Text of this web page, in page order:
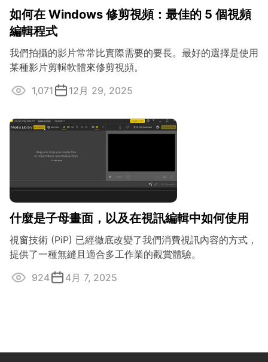
如何在 Windows 修剪視頻：最佳的 5 個視頻
編輯程式
我們拍攝的影片常常比實際需要的要長。最好的選擇是使用
某種影片剪輯軟體來修剪視頻。
1,071
12月 29, 2025
什麼是子母畫面，以及在視訊編輯中如何使用
視窗技術 (PiP) 已經徹底改變了我們消費視訊內容的方式，
提供了一種無縫且適合多工作業的觀賞體驗。
924
4月 7, 2025